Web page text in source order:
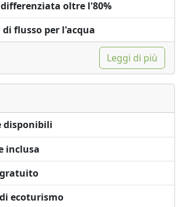
oltre l'80%
flusso per l'acqua
Leggi di più
inclusa
ecoturismo